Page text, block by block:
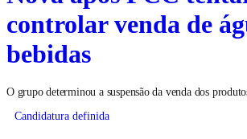
controlar venda de
bebidas
O grupo determinou a suspensão da venda dos
Candidatura definida